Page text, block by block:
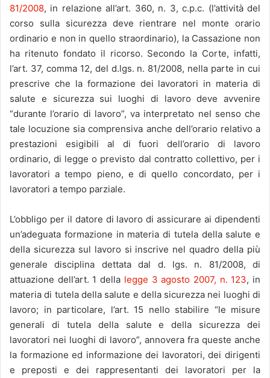
81/2008, in relazione all’art. 360, n. 3, c.p.c. (l’attività del
corso sulla sicurezza deve rientrare nel monte orario
ordinario e non in quello straordinario), la Cassazione non
ha ritenuto fondato il ricorso. Secondo la Corte, infatti,
l’art. 37, comma 12, del d.lgs. n. 81/2008, nella parte in cui
prescrive che la formazione dei lavoratori in materia di
salute e sicurezza sui luoghi di lavoro deve avvenire
“durante l’orario di lavoro”, va interpretato nel senso che
tale locuzione sia comprensiva anche dell’orario relativo a
prestazioni esigibili al di fuori dell’orario di lavoro
ordinario, di legge o previsto dal contratto collettivo, per i
lavoratori a tempo pieno, e di quello concordato, per i
lavoratori a tempo parziale.
L’obbligo per il datore di lavoro di assicurare ai dipendenti
un’adeguata formazione in materia di tutela della salute e
della sicurezza sul lavoro si inscrive nel quadro della più
generale disciplina dettata dal d. lgs. n. 81/2008, di
attuazione dell’art. 1 della legge 3 agosto 2007, n. 123, in
materia di tutela della salute e della sicurezza nei luoghi di
lavoro; in particolare, l’art. 15 nello stabilire “le misure
generali di tutela della salute e della sicurezza dei
lavoratori nei luoghi di lavoro”, annovera fra queste anche
la formazione ed informazione dei lavoratori, dei dirigenti
e preposti e dei rappresentanti dei lavoratori per la